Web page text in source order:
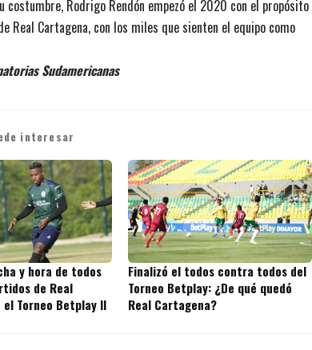
Rodrigo Rendón empezó el 2020 con el propósito
Real Cartagena, con los miles que sienten el equipo como
Sudamericanas
interesar
y hora de todos
de Real
Torneo Betplay II
Finalizó el todos contra todos del
Torneo Betplay: ¿De qué quedó
Real Cartagena?